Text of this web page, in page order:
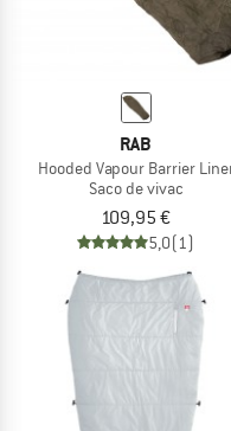
RAB
Hooded Vapour Barrier
Saco de vivac
109,95 €
5,0(1)